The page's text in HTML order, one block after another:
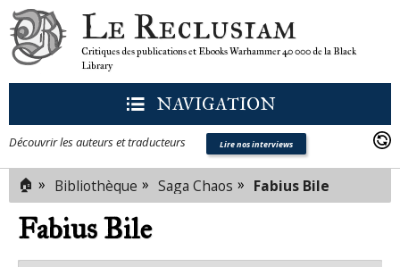
Le Reclusiam
Critiques des publications et Ebooks Warhammer 40 000 de la Black
Library
NAVIGATION
Découvrir les auteurs et traducteurs Lire nos interviews
🏠 » Bibliothèque » Saga Chaos » Fabius Bile
Fabius Bile